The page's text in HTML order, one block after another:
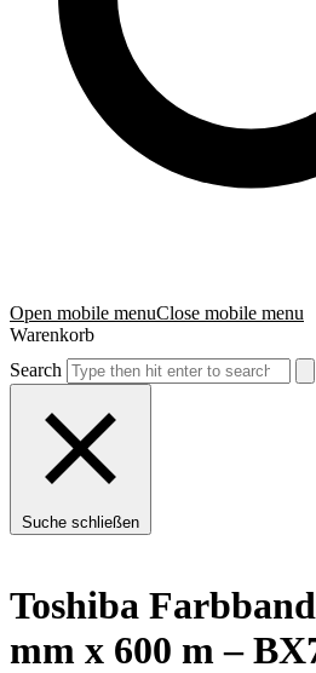
Open mobile menuClose mobile menu
Warenkorb
Search
Suche schließen
Toshiba
mm x 600 m –